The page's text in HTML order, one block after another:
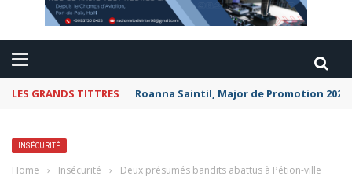
LES GRANDS TITTRES Roanna Saintil, Major de Promotion
INSÉCURITÉ
Home › Insécurité › Deux présumés bandits abattus à Pétion-ville